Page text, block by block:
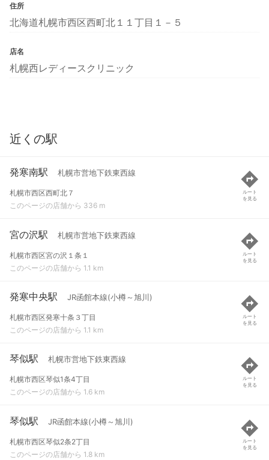
住所
北海道札幌市西区西町北１１丁目１－５
店名
札幌西レディースクリニック
近くの駅
発寒南駅 札幌市営地下鉄東西線
札幌市西区西町北７
このページの店舗から 336 m
ルート
を見る
宮の沢駅 札幌市営地下鉄東西線
札幌市西区宮の沢１条１
このページの店舗から 1.1 km
ルート
を見る
発寒中央駅 JR函館本線(小樽～旭川)
札幌市西区発寒十条３丁目
このページの店舗から 1.1 km
ルート
を見る
琴似駅 札幌市営地下鉄東西線
札幌市西区琴似1条4丁目
このページの店舗から 1.6 km
ルート
を見る
琴似駅 JR函館本線(小樽～旭川)
札幌市西区琴似2条2丁目
このページの店舗から 1.8 km
ルート
を見る